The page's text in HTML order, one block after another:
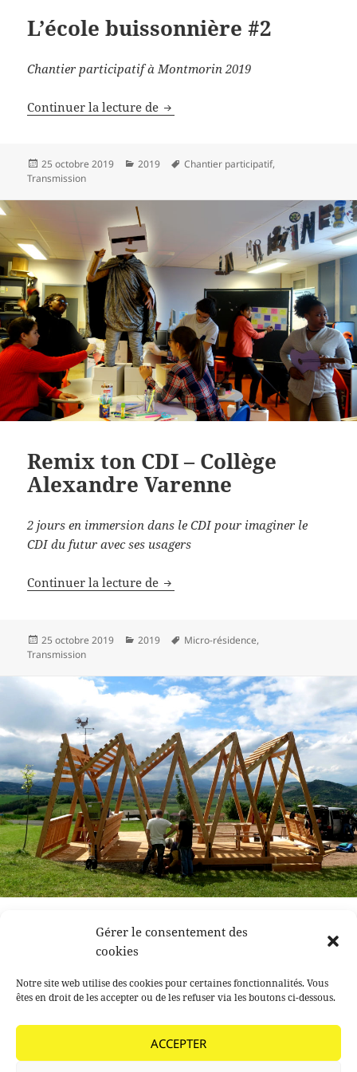
Gérer le consentement des
cookies
Notre site web utilise des cookies pour certaines fonctionnalités. Vous
êtes en droit de les accepter ou de les refuser via les boutons ci-dessous.
ACCEPTER
L’école buissonnière #2
Chantier participatif à Montmorin 2019
Continuer la lecture de L’école buissonnière #2
Publié
le
25 octobre 2019 Catégories
2019
Mots-
Chantier participatif,
Transmission
Remix ton CDI – Collège
Alexandre Varenne
2 jours en immersion dans le CDI pour imaginer le
CDI du futur avec ses usagers
Continuer la lecture de Remix ton CDI – Collège
Publié
le
25 octobre 2019 Catégories
2019
Mots-
Micro-résidence,
Transmission
L’école buissonnière #1
2017 – Plan d’aménagement et chantier participatif à
Montmorin
Continuer la lecture de